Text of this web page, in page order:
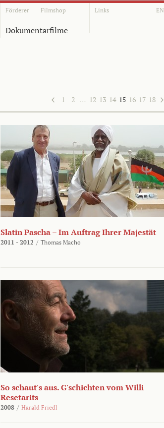
Förderer Filmshop Links EN
Dokumentarfilme
1 2 … 12 13 14 15 16 17 18
Slatin Pascha – Im Auftrag Ihrer Majestät
2011 - 2012 / Thomas Macho
So schaut's aus. G'schichten vom Willi
Resetarits
2008 / Harald Friedl